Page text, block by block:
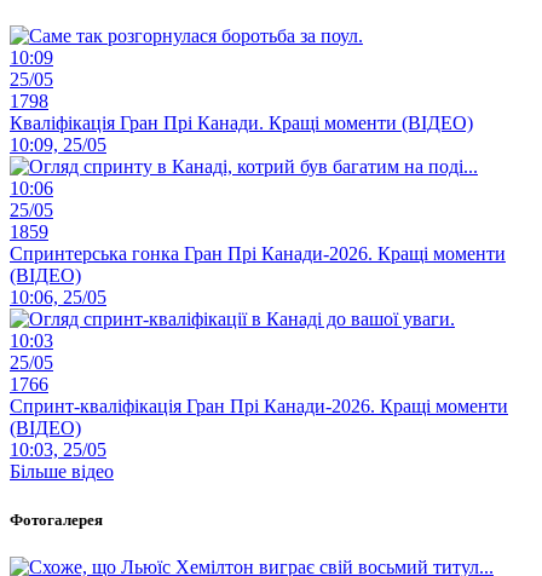
10:09
25/05
1798
Кваліфікація Гран Прі Канади. Кращі моменти (ВІДЕО)
10:09, 25/05
10:06
25/05
1859
Спринтерська гонка Гран Прі Канади-2026. Кращі моменти
(ВІДЕО)
10:06, 25/05
10:03
25/05
1766
Спринт-кваліфікація Гран Прі Канади-2026. Кращі моменти
(ВІДЕО)
10:03, 25/05
Більше відео
Фотогалерея